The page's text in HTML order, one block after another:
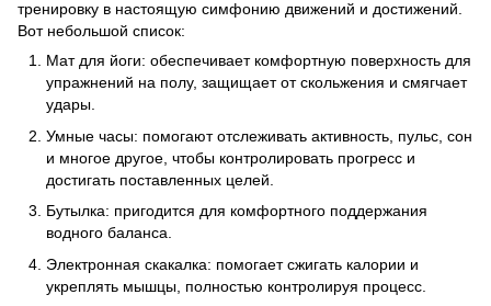
тренировку в настоящую симфонию движений и достижений.
Вот небольшой список:
Мат для йоги: обеспечивает комфортную поверхность для
упражнений на полу, защищает от скольжения и смягчает
удары.
Умные часы: помогают отслеживать активность, пульс, сон
и многое другое, чтобы контролировать прогресс и
достигать поставленных целей.
Бутылка: пригодится для комфортного поддержания
водного баланса.
Электронная скакалка: помогает сжигать калории и
укреплять мышцы, полностью контролируя процесс.